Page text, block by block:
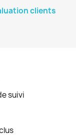
clients
suivi